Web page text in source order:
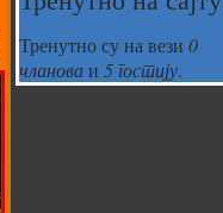
Тренутно су на вези 0
члановаи 5 гостију.